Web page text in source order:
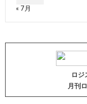
« 7月
ロジ
月刊